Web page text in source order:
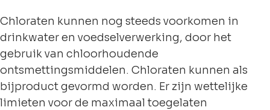
Chloraten kunnen nog steeds voorkomen in
drinkwater en voedselverwerking, door het
gebruik van chloorhoudende
ontsmettingsmiddelen. Chloraten kunnen als
bijproduct gevormd worden. Er zijn wettelijke
limieten voor de maximaal toegelaten